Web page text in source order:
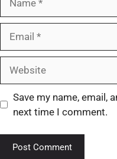
Save my name, email,
next time I comment.